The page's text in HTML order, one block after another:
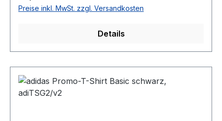
Preise inkl. MwSt. zzgl. Versandkosten
Details